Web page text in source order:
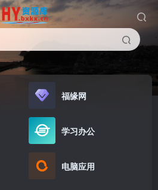
福缘网
学习办公
电脑应用